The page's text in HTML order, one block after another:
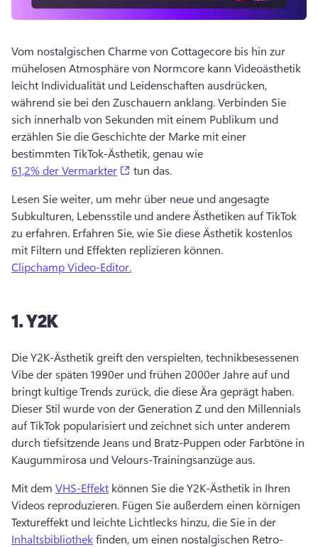
Vom nostalgischen Charme von Cottagecore bis hin zur
mühelosen Atmosphäre von Normcore kann Videoästhetik
leicht Individualität und Leidenschaften ausdrücken,
während sie bei den Zuschauern anklang. Verbinden Sie
sich innerhalb von Sekunden mit einem Publikum und
erzählen Sie die Geschichte der Marke mit einer
bestimmten TikTok-Ästhetik, genau wie
61,2% der Vermarkter
(opens in a new tab)
tun das.
Lesen Sie weiter, um mehr über neue und angesagte
Subkulturen, Lebensstile und andere Ästhetiken auf TikTok
zu erfahren. Erfahren Sie, wie Sie diese Ästhetik kostenlos
mit Filtern und Effekten replizieren können.
Clipchamp Video-Editor.
1.Y2K
Die Y2K-Ästhetik greift den verspielten, technikbesessenen
Vibe der späten 1990er und frühen 2000er Jahre auf und
Dieser Stil wurde von der Generation Z und den Millennials
auf TikTok popularisiert und zeichnet sich unter anderem
durch tiefsitzende Jeans und Bratz-Puppen oder Farbtöne in
Kaugummirosa und Velours-Trainingsanzüge aus.
Mit dem VHS-Effekt können Sie die Y2K-Ästhetik in Ihren
Videos reproduzieren. Fügen Sie außerdem einen körnigen
Textureffekt und leichte Lichtlecks hinzu, die Sie in der
Inhaltsbibliothek finden, um einen nostalgischen Retro-